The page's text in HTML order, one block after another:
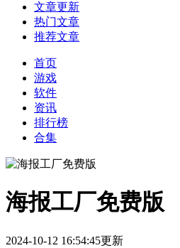
文章更新
热门文章
推荐文章
首页
游戏
软件
资讯
排行榜
合集
海报工厂免费版
2024-10-12 16:54:45更新